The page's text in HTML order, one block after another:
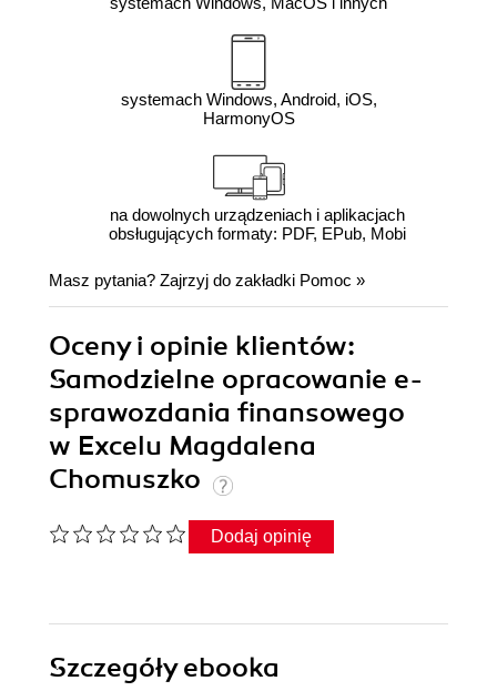
systemach Windows, Android, iOS,
HarmonyOS
na dowolnych urządzeniach i aplikacjach
obsługujących formaty: PDF, EPub, Mobi
Masz pytania? Zajrzyj do zakładki Pomoc »
Oceny i opinie klientów:
Samodzielne opracowanie e-
sprawozdania finansowego
w Excelu Magdalena
Chomuszko
Dodaj opinię
Szczegółyebooka